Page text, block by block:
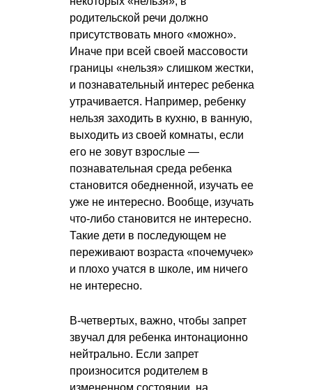
родительской речи должно
присутствовать много «можно».
Иначе при всей своей массовости
границы «нельзя» слишком жестки,
и познавательный интерес ребенка
утрачивается. Например, ребенку
нельзя заходить в кухню, в ванную,
выходить из своей комнаты, если
его не зовут взрослые —
познавательная среда ребенка
становится обедненной, изучать ее
уже не интересно. Вообще, изучать
что-либо становится не интересно.
Такие дети в последующем не
переживают возраста «почемучек»
и плохо учатся в школе, им ничего
не интересно.
В-четвертых, важно, чтобы запрет
звучал для ребенка интонационно
нейтрально. Если запрет
произносится родителем в
измененном состоянии, на